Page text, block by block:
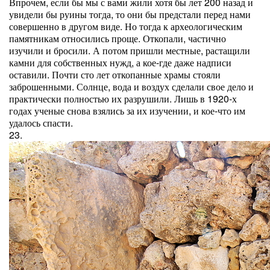
увидели бы руины тогда, то они бы предстали перед нами
совершенно в другом виде. Но тогда к археологическим
памятникам относились проще. Откопали, частично
изучили и бросили. А потом пришли местные, растащили
камни для собственных нужд, а кое-где даже надписи
оставили. Почти сто лет откопанные храмы стояли
заброшенными. Солнце, вода и воздух сделали свое дело и
практически полностью их разрушили. Лишь в 1920-х
годах ученые снова взялись за их изучении, и кое-что им
удалось спасти.
23.